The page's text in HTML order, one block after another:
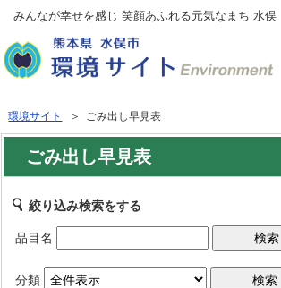
みんなが幸せを感じ 笑顔あふれる元気なまち 水俣
環境サイト ＞ ごみ出し早見表
ごみ出し早見表
絞り込み検索をする
品目名
分類